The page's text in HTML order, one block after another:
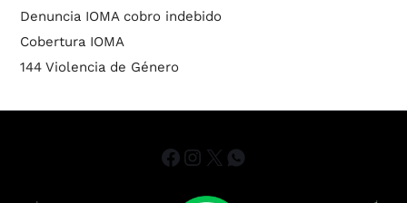
Denuncia IOMA cobro indebido
Cobertura IOMA
144 Violencia de Género